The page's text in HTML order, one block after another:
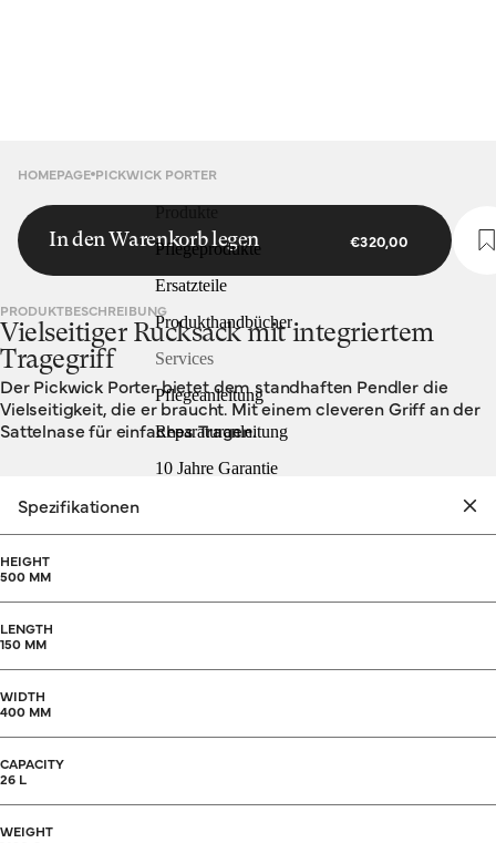
Pflegeprodukte
Ersatzteile
Produkthandbücher
Services
Pflegeanleitung
Reparaturanleitung
10 Jahre Garantie
HOMEPAGE PICKWICK PORTER
In den Warenkorb legen €320,00
PRODUKTBESCHREIBUNG
Vielseitiger Rucksack mit integriertem
Tragegriff
Der Pickwick Porter bietet dem standhaften Pendler die
Vielseitigkeit, die er braucht. Mit einem cleveren Griff an der
Sattelnase für einfaches Tragen.
Spezifikationen
HEIGHT
500 MM
LENGTH
150 MM
WIDTH
400 MM
CAPACITY
26 L
WEIGHT